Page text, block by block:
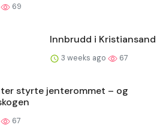
69
Innbrudd i Kristiansand
3 weeks ago 67
styrte jenterommet – og
67